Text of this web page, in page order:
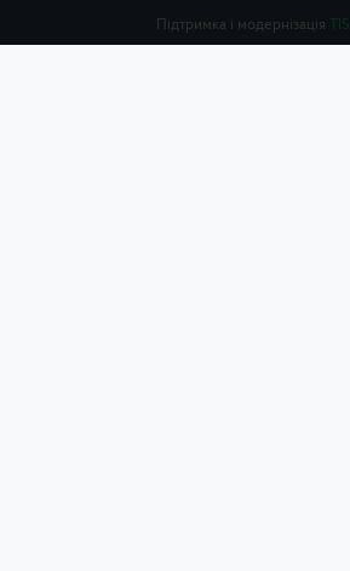
Підтримка і модернізація